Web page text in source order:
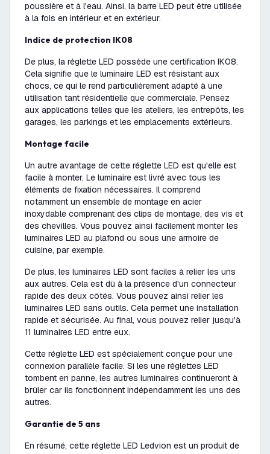
poussière et à l'eau. Ainsi, la barre LED peut être utilisée
à la fois en intérieur et en extérieur.
Indice de protection IK08
De plus, la réglette LED possède une certification IK08.
Cela signifie que le luminaire LED est résistant aux
chocs, ce qui le rend particulièrement adapté à une
utilisation tant résidentielle que commerciale. Pensez
aux applications telles que les ateliers, les entrepôts, les
garages, les parkings et les emplacements extérieurs.
Montage facile
Un autre avantage de cette réglette LED est qu'elle est
facile à monter. Le luminaire est livré avec tous les
éléments de fixation nécessaires. Il comprend
notamment un ensemble de montage en acier
inoxydable comprenant des clips de montage, des vis et
des chevilles. Vous pouvez ainsi facilement monter les
luminaires LED au plafond ou sous une armoire de
cuisine, par exemple.
De plus, les luminaires LED sont faciles à relier les uns
aux autres. Cela est dû à la présence d'un connecteur
rapide des deux côtés. Vous pouvez ainsi relier les
luminaires LED sans outils. Cela permet une installation
rapide et sécurisée. Au final, vous pouvez relier jusqu'à
11 luminaires LED entre eux.
Cette réglette LED est spécialement conçue pour une
connexion parallèle facile. Si les une réglettes LED
tombent en panne, les autres luminaires continueront à
brûler car ils fonctionnent indépendamment les uns des
autres.
Garantie de 5 ans
En résumé, cette réglette LED Ledvion est un produit de